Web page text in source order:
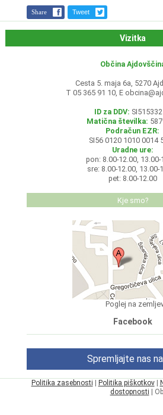
Share Tweet
Vizitka
Občina
Cesta 5. maja 6a, 5270
T 05 365 91 10, E
ID za DDV:
Matična številka:
Podračun EZR:
SI56 0120 1010 0014
Uradne ure:
pon: 8.00-12.00, 13.00-
sre: 8.00-12.00, 13.00-
pet: 8.00-12.00
Kje smo?
Poglej na
Facebook
Spremljajte nas na
Politika zasebnosti Politika piškotkov|
dostopnosti |